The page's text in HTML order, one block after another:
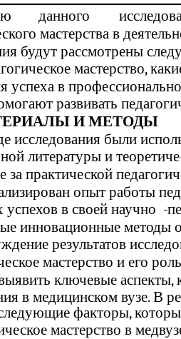
данного
мастерства в
будут рассмотрены
мастерство,
успеха в
развивать
И МЕТОДЫ
исследования были
литературы и
за практической
опыт работы
успехов в своей научно -
инновационные методы
результатов
мастерство и его
ключевые
в медицинском вузе. В
факторы,
мастерство в